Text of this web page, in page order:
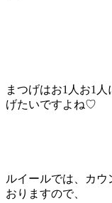
まつげはお1人お1人
げたいですよね♡
ルイールでは、
カウ
おりますので、